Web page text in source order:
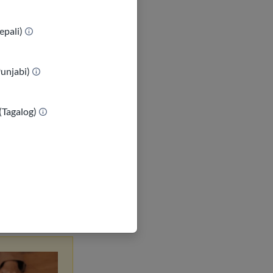
ap voye l
sèvis kliyan
yon kote